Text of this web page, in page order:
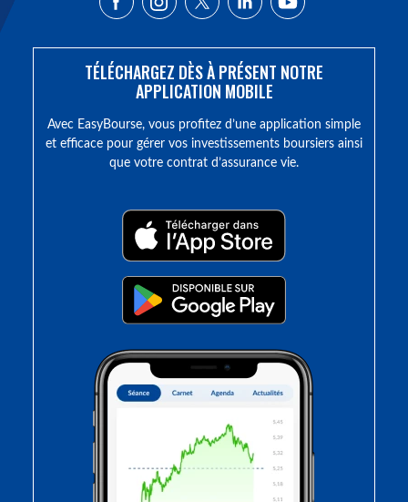
TÉLÉCHARGEZ DÈS À PRÉSENT NOTRE
APPLICATION MOBILE
Avec EasyBourse, vous profitez d’une application simple
et efficace pour gérer vos investissements boursiers ainsi
que votre contrat d’assurance vie.